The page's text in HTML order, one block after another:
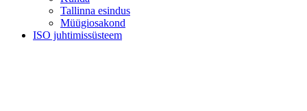
Tallinna esindus
Müügiosakond
ISO juhtimissüsteem